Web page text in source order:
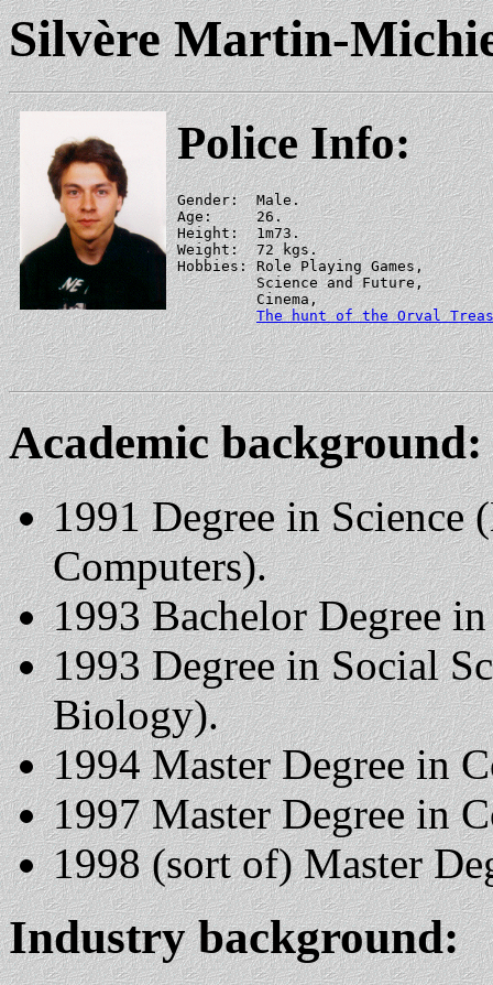
Silvère Martin-
Police Info:
Gender:  Male.
Age:     26.
Height:  1m73.
Weight:  72 kgs.
Hobbies: Role Playing Games,
         Science and Future,
         Cinema,
The hunt of the Orval
Academic background:
1991 Degree in Science
Computers).
1993 Bachelor Degree
1993 Degree in Social
Biology).
1994 Master Degree in
1997 Master Degree in
1998 (sort of) Master
Industry background: